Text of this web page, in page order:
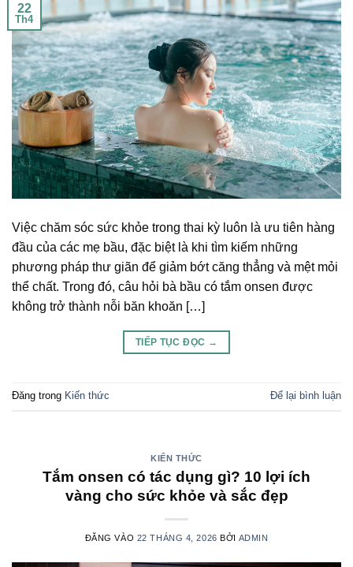
22
Th4
Việc chăm sóc sức khỏe trong thai kỳ luôn là ưu tiên hàng
đầu của các mẹ bầu, đặc biệt là khi tìm kiếm những
phương pháp thư giãn để giảm bớt căng thẳng và mệt mỏi
thể chất. Trong đó, câu hỏi bà bầu có tắm onsen được
không trở thành nỗi băn khoăn […]
TIẾP TỤC ĐỌC →
Đăng trong Kiến thức Để lại bình luận
KIẾN THỨC
Tắm onsen có tác dụng gì? 10 lợi ích
vàng cho sức khỏe và sắc đẹp
ĐĂNG VÀO 22 THÁNG 4, 2026 BỞI ADMIN